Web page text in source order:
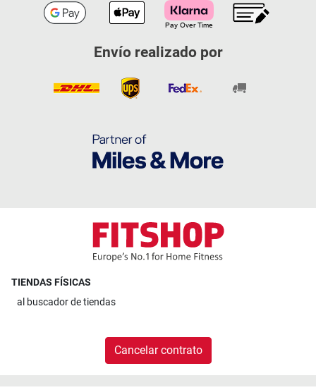
Envío realizado por
TIENDAS FÍSICAS
al buscador de tiendas
Cancelar contrato